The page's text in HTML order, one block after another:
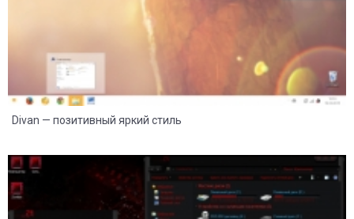
Divan — позитивный яркий стиль
33 13